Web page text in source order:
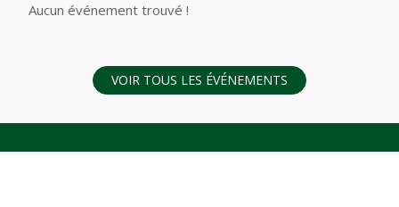
Aucun événement trouvé !
VOIR TOUS LES ÉVÉNEMENTS